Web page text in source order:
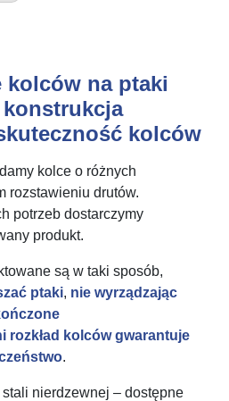
kolców na ptaki
kolców
kolce o różnych
rozstawieniu drutów.
potrzeb dostarczymy
produkt.
są w taki sposób,
ptaki, nie wyrządzając
rozkład kolców gwarantuje
.
nierdzewnej – dostępne